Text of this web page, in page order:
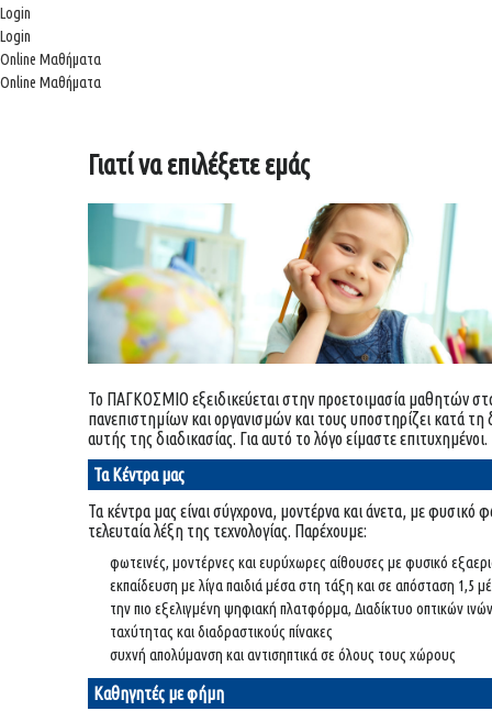
Login
Login
Online Μαθήματα
Online Μαθήματα
Γιατί να επιλέξετε εμάς
Το ΠΑΓΚΟΣΜΙΟ εξειδικεύεται στην προετοιμασία μαθητών
πανεπιστημίων και οργανισμών και τους υποστηρίζει κατά τη
αυτής της διαδικασίας. Για αυτό το λόγο είμαστε επιτυχημένοι.
Τα Κέντρα μας
Τα κέντρα μας είναι σύγχρονα, μοντέρνα και άνετα, με φυσικό
τελευταία λέξη της τεχνολογίας. Παρέχουμε:
φωτεινές, μοντέρνες και ευρύχωρες αίθουσες με φυσικό
εκπαίδευση με λίγα παιδιά μέσα στη τάξη και σε απόσταση 1,5
την πιο εξελιγμένη ψηφιακή πλατφόρμα, Διαδίκτυο οπτικών
ταχύτητας και διαδραστικούς πίνακες
συχνή απολύμανση και αντισηπτικά σε όλους τους χώρους
Καθηγητές με φήμη